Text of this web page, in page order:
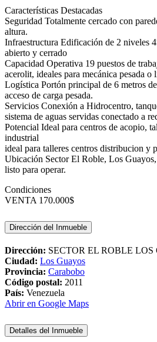
Características Destacadas
Seguridad Totalmente cercado con
altura.
Infraestructura Edificación de 2 niveles
abierto y cerrado
Capacidad Operativa 19 puestos de
acerolit, ideales para mecánica pesada o
Logística Portón principal de 6 metros
acceso de carga pesada.
Servicios Conexión a Hidrocentro,
sistema de aguas servidas conectado a
Potencial Ideal para centros de acopio,
industrial
ideal para talleres centros distribucion y
Ubicación Sector El Roble, Los
listo para operar.
Condiciones
VENTA 170.000$
Dirección del Inmueble
Dirección: SECTOR EL ROBLE
Ciudad: Los Guayos
Provincia: Carabobo
Código postal: 2011
País: Venezuela
Abrir en Google Maps
Detalles del Inmueble